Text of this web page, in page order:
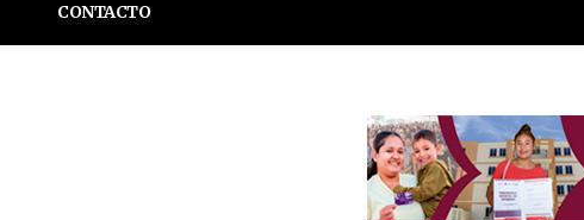
CONTACTO